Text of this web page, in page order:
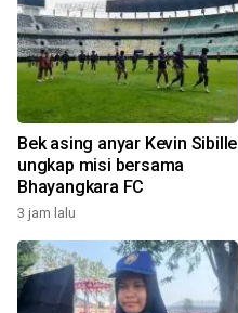
Bek asing anyar Kevin Sibille
ungkap misi bersama
Bhayangkara FC
3 jam lalu